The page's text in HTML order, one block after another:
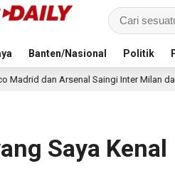
Banten/Nasional Politik
Saingi Inter Milan dalam Perburuan
Saya Kenal